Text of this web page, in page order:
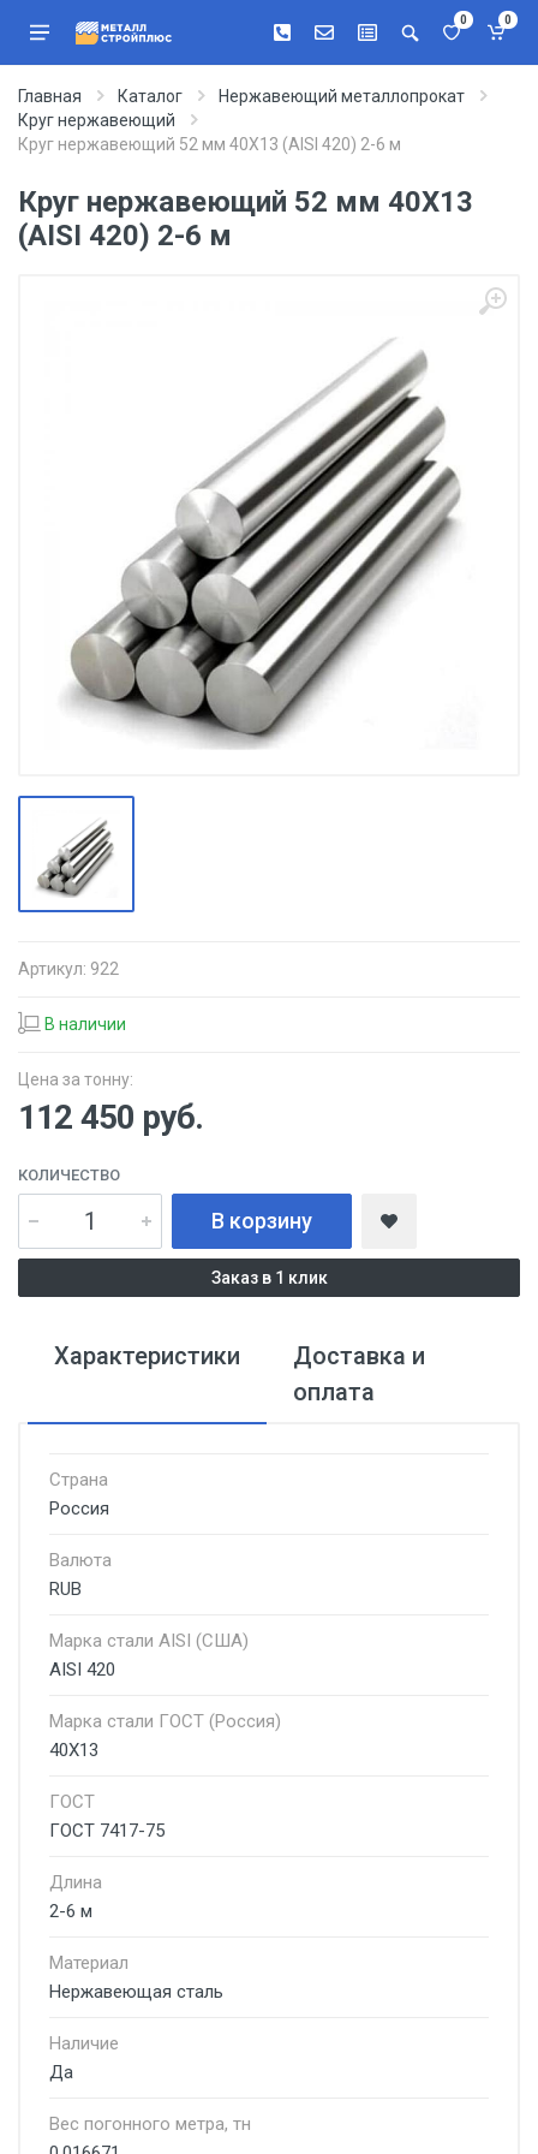
0 0
Главная Каталог
Нержавеющий металлопрокат
Круг нержавеющий
Круг нержавеющий 52 мм 40Х13 (AISI 420) 2-6 м
Круг нержавеющий 52 мм 40Х13
(AISI 420) 2-6 м
Артикул: 922
В наличии
Цена за тонну:
112 450 руб.
КОЛИЧЕСТВО
В корзину
Заказ в 1 клик
Характеристики
Доставка и
оплата
Страна
Россия
Валюта
RUB
Марка стали AISI (США)
AISI 420
Марка стали ГОСТ (Россия)
40Х13
ГОСТ
ГОСТ 7417-75
Длина
2-6 м
Материал
Нержавеющая сталь
Наличие
Да
Вес погонного метра, тн